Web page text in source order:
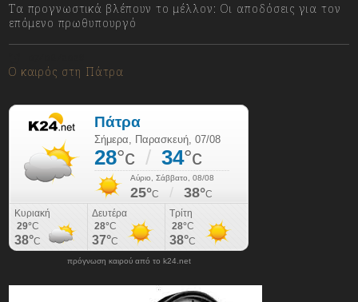
Τα προγνωστικά βλέπουν το μέλλον: Οι αποδόσεις για τον
επόμενο πρωθυπουργό
Ο καιρός στη Πάτρα
πρόγνωση καιρού από το k24.net